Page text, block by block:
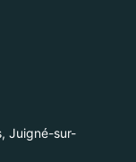
Juigné-sur-